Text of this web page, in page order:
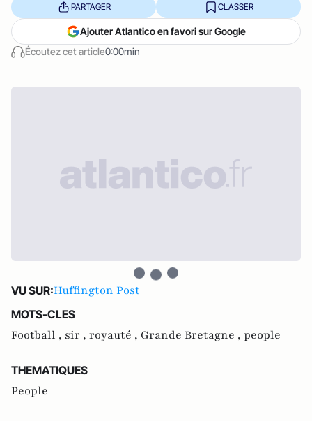
Écoutez cet article0:00min
PARTAGER CLASSER
Ajouter Atlantico en favori sur Google
VU SUR:Huffington Post
MOTS-CLES
Football , sir , royauté , Grande Bretagne , people
THEMATIQUES
People